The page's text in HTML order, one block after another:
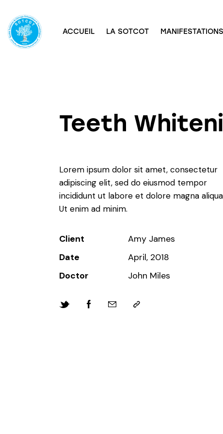
ACCUEIL LA SOTCOT
Teeth
Lorem ipsum dolor sit amet, consectetur
adipiscing elit, sed do eiusmod tempor
incididunt ut labore et dolore magna
Ut enim ad minim.
Client
Amy James
Date
April, 2018
Doctor
John Miles